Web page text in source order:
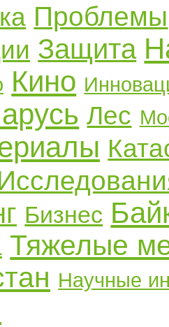
Проблемы
Защита
Кино
Лес
Бизнес
Тяжелые
Научные